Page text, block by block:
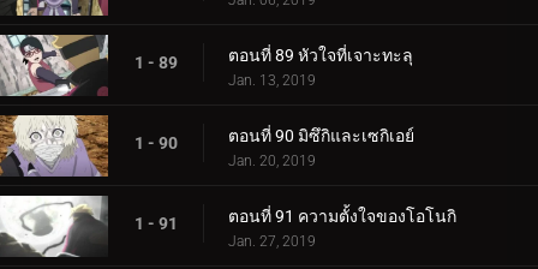
1 - 89 ตอนที่ 89 หัวใจที่เจาะทะลุ
Jan. 13, 2019
1 - 90 ตอนที่ 90 มิซึกิและเซกิเอย์
Jan. 20, 2019
1 - 91 ตอนที่ 91 ความตั้งใจของโอโนกิ
Jan. 27, 2019